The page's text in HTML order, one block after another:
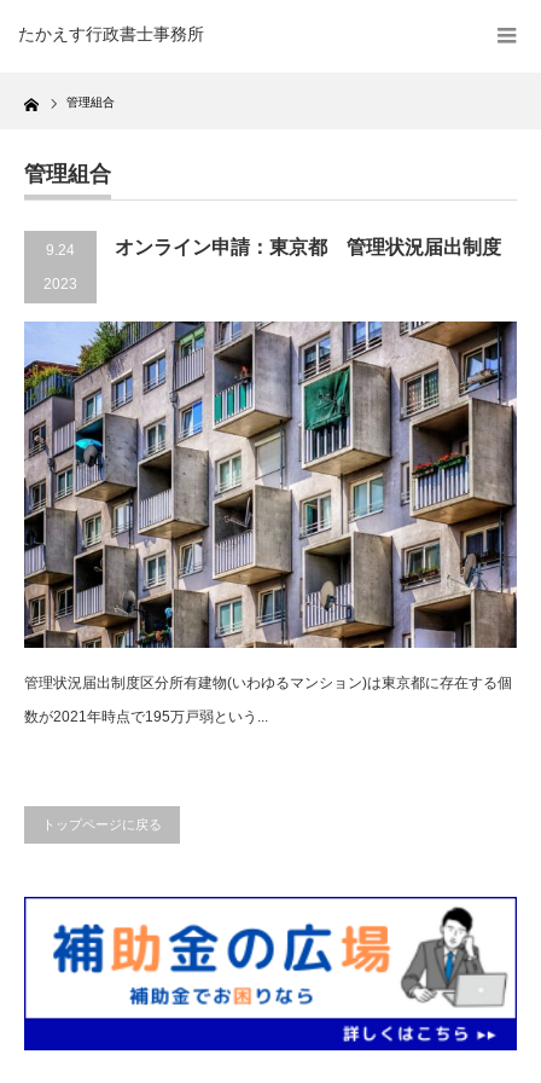
たかえす行政書士事務所
Home 管理組合
管理組合
9.24
2023
オンライン申請：東京都 管理状況届出制度
管理状況届出制度区分所有建物(いわゆるマンション)は東京都に存在する個
数が2021年時点で195万戸弱という...
トップページに戻る